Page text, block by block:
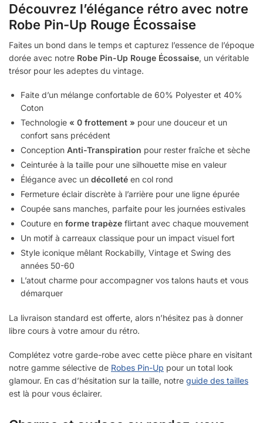
Découvrez l’élégance rétro avec notre
Robe Pin-Up Rouge Écossaise
Faites un bond dans le temps et capturez l’essence de l’époque
dorée avec notre Robe Pin-Up Rouge Écossaise, un véritable
trésor pour les adeptes du vintage.
Faite d’un mélange confortable de 60% Polyester et 40%
Coton
Technologie « 0 frottement » pour une douceur et un
confort sans précédent
Conception Anti-Transpiration pour rester fraîche et sèche
Ceinturée à la taille pour une silhouette mise en valeur
Élégance avec un décolleté en col rond
Fermeture éclair discrète à l’arrière pour une ligne épurée
Coupée sans manches, parfaite pour les journées estivales
Couture en forme trapèze flirtant avec chaque mouvement
Un motif à carreaux classique pour un impact visuel fort
Style iconique mêlant Rockabilly, Vintage et Swing des
années 50-60
L’atout charme pour accompagner vos talons hauts et vous
démarquer
La livraison standard est offerte, alors n’hésitez pas à donner
libre cours à votre amour du rétro.
Complétez votre garde-robe avec cette pièce phare en visitant
notre gamme sélective de Robes Pin-Up pour un total look
glamour. En cas d’hésitation sur la taille, notre guide des tailles
est là pour vous éclairer.